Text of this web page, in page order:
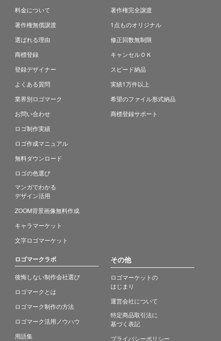
料金について
著作権無償譲渡
選ばれる理由
商標登録
登録デザイナー
よくある質問
業界別ロゴマーク
お問い合わせ
ロゴ制作実績
ロゴ作成マニュアル
無料ダウンロード
ロゴの色選び
マンガでわかる
デザイン活用
ZOOM背景画像無料作成
キャラマーケット
文字ロゴマーケット
著作権完全譲渡
1点ものオリジナル
修正回数無制限
キャンセルＯＫ
スピード納品
実績1万件以上
希望のファイル形式納品
商標登録サポート
ロゴマークラボ
後悔しない制作会社選び
ロゴマークとは
ロゴマーク制作の方法
ロゴマーク活用ノウハウ
用語集
その他
ロゴマーケットの
はじまり
運営会社について
特定商品取引法に
基づく表記
プライバシーポリシー